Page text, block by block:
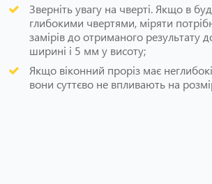
Зверніть увагу на чверті. Якщо в
глибокими чвертями, міряти
замірів до отриманого результату
ширині і 5 мм у висоту;
Якщо віконний проріз має
вони суттєво не впливають на